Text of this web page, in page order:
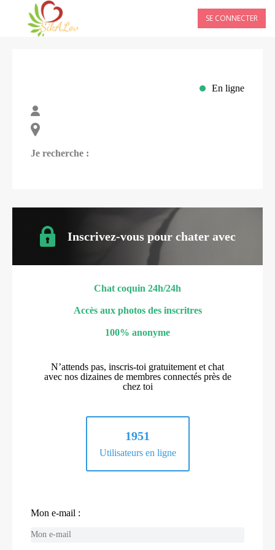
SE CONNECTER
En ligne
Je recherche :
Inscrivez-vous pour chater avec
Chat coquin 24h/24h
Accès aux photos des inscritres
100% anonyme
N’attends pas, inscris-toi gratuitement et chat
avec nos dizaines de membres connectés près de
chez toi
1951
Utilisateurs en ligne
Mon e-mail :